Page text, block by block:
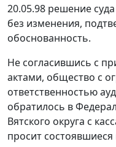
20.05.98 решение
без изменения,
обоснованность.
Не согласившись с
актами, общество с
ответственностью
обратилось в
Вятского округа с
просит